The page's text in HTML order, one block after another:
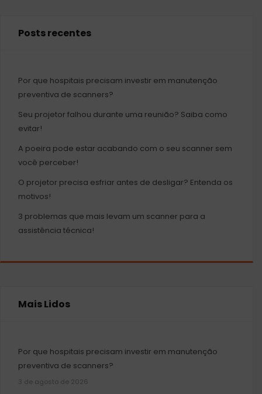
Posts recentes
Por que hospitais precisam investir em manutenção
preventiva de scanners?
Seu projetor falhou durante uma reunião? Saiba como
evitar!
A poeira pode estar acabando com o seu scanner sem
você perceber!
O projetor precisa esfriar antes de desligar? Entenda os
motivos!
3 problemas que mais levam um scanner para a
assistência técnica!
Mais Lidos
Por que hospitais precisam investir em manutenção
preventiva de scanners?
3 de agosto de 2026